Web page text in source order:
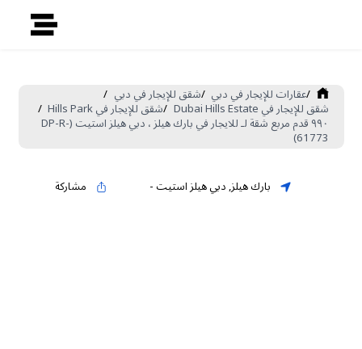
/عقارات للإيجار في دبي /شقق للإيجار في دبي /
شقق للإيجار في Dubai Hills Estate /شقق للإيجار في Hills Park /
٩٩٠ قدم مربع شقة لـ للايجار في بارك هيلز ، دبي هيلز استيت (DP-R-
61773)
بارك هيلز,دبي هيلز استيت- مشاركة